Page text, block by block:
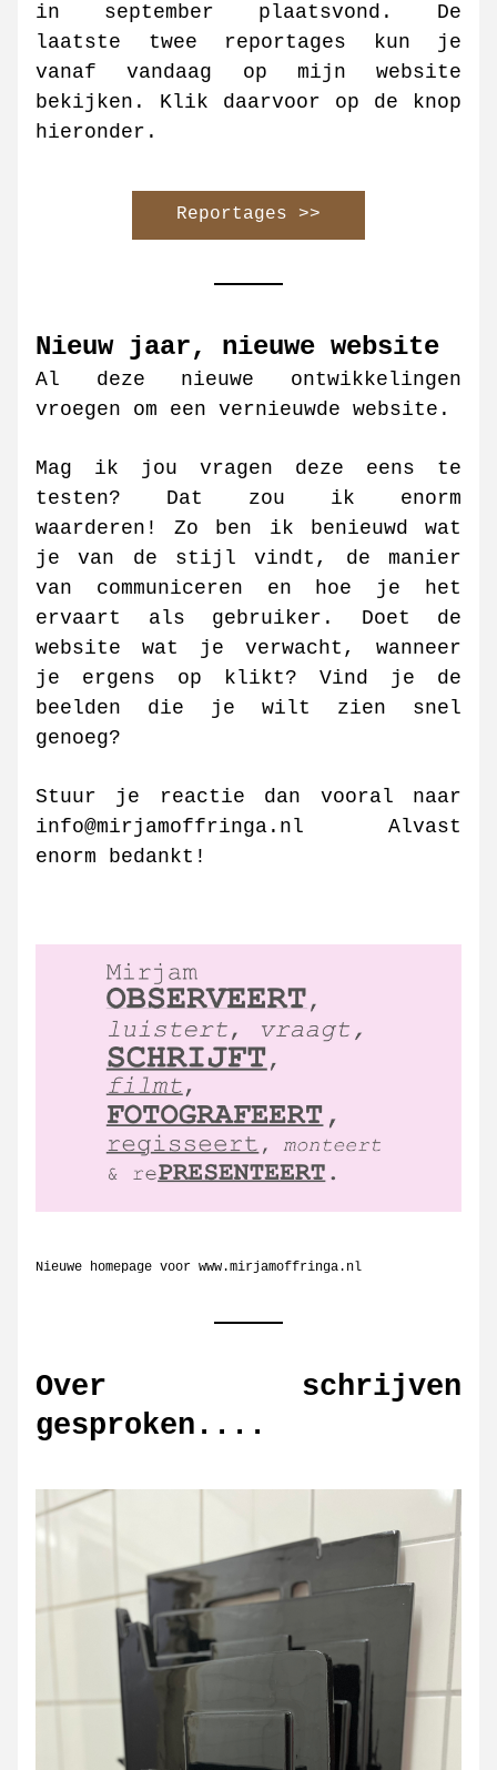
in september plaatsvond. De
laatste twee reportages kun je
vanaf vandaag op mijn website
bekijken. Klik daarvoor op de knop
hieronder.
Reportages >>
Nieuw jaar, nieuwe website
Al deze nieuwe ontwikkelingen
Mag ik jou vragen deze eens te
testen? Dat zou ik enorm
waarderen! Zo ben ik benieuwd wat
je van de stijl vindt, de manier
van communiceren en hoe je het
ervaart als gebruiker. Doet de
website wat je verwacht, wanneer
je ergens op klikt? Vind je de
beelden die je wilt zien snel
genoeg?
Stuur je reactie dan vooral naar
info@mirjamoffringa.nl Alvast
enorm bedankt!
Nieuwe homepage voor www.mirjamoffringa.nl
Over schrijven
gesproken....